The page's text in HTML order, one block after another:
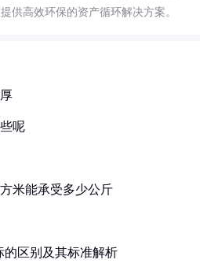
供高效环保的资产循环解决方案。
呢
米能承受多少公斤
的区别及其标准解析